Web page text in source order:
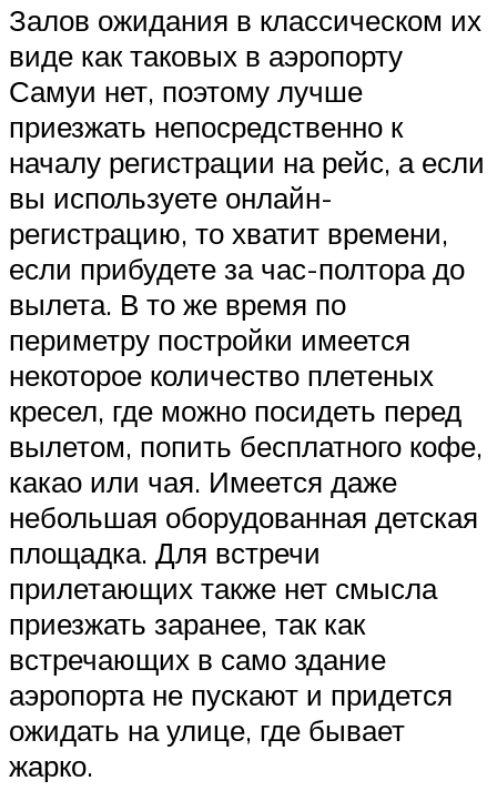
Залов ожидания в классическом их
виде как таковых в аэропорту
Самуи нет, поэтому лучше
приезжать непосредственно к
началу регистрации на рейс, а если
вы используете онлайн-
регистрацию, то хватит времени,
если прибудете за час-полтора до
вылета. В то же время по
периметру постройки имеется
некоторое количество плетеных
кресел, где можно посидеть перед
вылетом, попить бесплатного кофе,
какао или чая. Имеется даже
небольшая оборудованная детская
площадка. Для встречи
прилетающих также нет смысла
приезжать заранее, так как
встречающих в само здание
аэропорта не пускают и придется
ожидать на улице, где бывает
жарко.